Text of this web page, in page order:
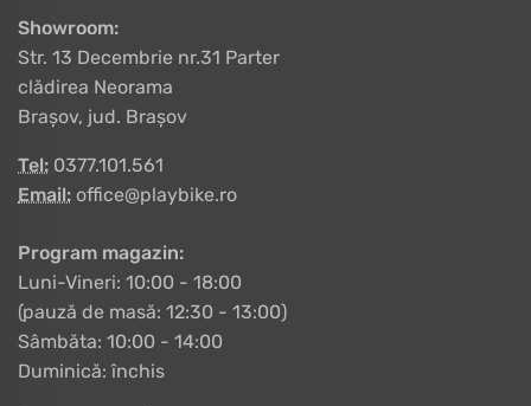
Showroom:
Str. 13 Decembrie nr.31 Parter
clădirea Neorama
Brașov, jud. Brașov
Tel: 0377.101.561
Email: office@playbike.ro
Program magazin:
Luni-Vineri: 10:00 - 18:00
(pauză de masă: 12:30 - 13:00)
Sâmbăta: 10:00 - 14:00
Duminică: închis